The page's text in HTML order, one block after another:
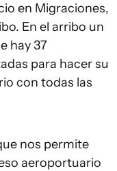
en Migraciones,
En el arribo un
hay 37
para hacer su
con todas las
nos permite
aeroportuario